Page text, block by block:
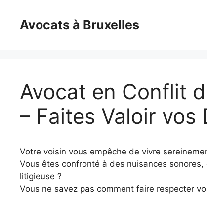
contentAvocats à Bruxelles
Avocat en Conflit
– Faites Valoir vos
Votre voisin vous empêche de vivre
Vous êtes confronté à des nuisances
litigieuse ?
Vous ne savez pas comment faire respecter